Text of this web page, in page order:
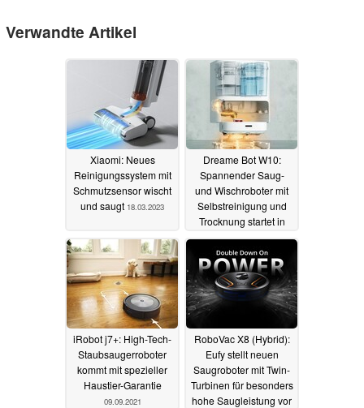
Verwandte Artikel
Xiaomi: Neues
Reinigungssystem mit
Schmutzsensor wischt
und saugt 18.03.2023
Dreame Bot W10:
Spannender Saug-
und Wischroboter mit
Selbstreinigung und
Trocknung startet in
China für 470 Euro
14.11.2021
iRobot j7+: High-Tech-
Staubsaugerroboter
kommt mit spezieller
Haustier-Garantie
09.09.2021
RoboVac X8 (Hybrid):
Eufy stellt neuen
Saugroboter mit Twin-
Turbinen für besonders
hohe Saugleistung vor